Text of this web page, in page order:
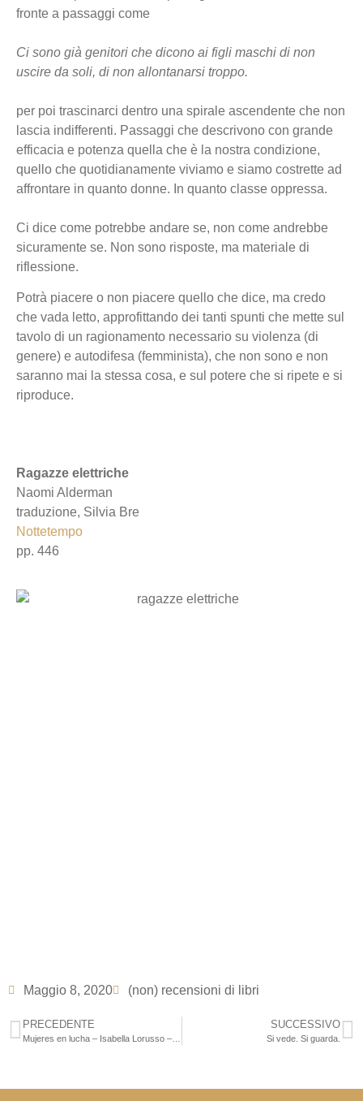
fronte a passaggi come
Ci sono già genitori che dicono ai figli maschi di non
uscire da soli, di non allontanarsi troppo.
per poi trascinarci dentro una spirale ascendente che non
lascia indifferenti. Passaggi che descrivono con grande
efficacia e potenza quella che è la nostra condizione,
quello che quotidianamente viviamo e siamo costrette ad
affrontare in quanto donne. In quanto classe oppressa.
Ci dice come potrebbe andare se, non come andrebbe
sicuramente se. Non sono risposte, ma materiale di
riflessione.
Potrà piacere o non piacere quello che dice, ma credo
che vada letto, approfittando dei tanti spunti che mette sul
tavolo di un ragionamento necessario su violenza (di
genere) e autodifesa (femminista), che non sono e non
saranno mai la stessa cosa, e sul potere che si ripete e si
riproduce.
Ragazze elettriche
Naomi Alderman
traduzione, Silvia Bre
Nottetempo
pp. 446
Maggio 8, 2020 (non) recensioni di libri
PRECEDENTE SUCCESSIVO
Si vede. Si guarda.